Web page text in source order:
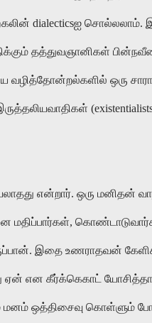
dialecticsஐ சொல்லலாம்.
தத்துவஞானிகள்
வழித்தோன்றல்களில் ஒரு
என்றார். ஒரு மனிதன்
மதிப்பார்கள்,
இதை உணராதவன்
என கீர்க்கெகாட்
ஒத்திசைவு கொள்ளும்